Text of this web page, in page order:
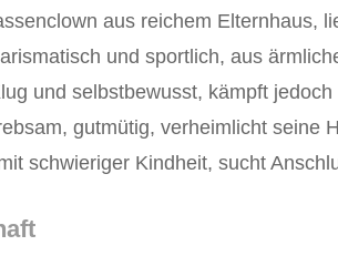
aus reichem Elternhaus,
und sportlich, aus
und selbstbewusst, kämpft
gutmütig, verheimlicht seine
schwieriger Kindheit, sucht